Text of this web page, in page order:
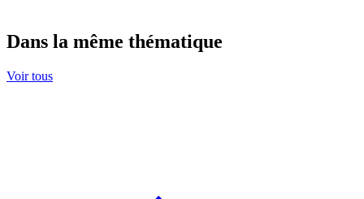
Dans la même thématique
Voir tous